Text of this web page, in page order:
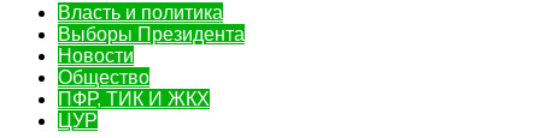
Власть и политика
Выборы Президента
Новости
Общество
ПФР, ТИК И ЖКХ
ЦУР